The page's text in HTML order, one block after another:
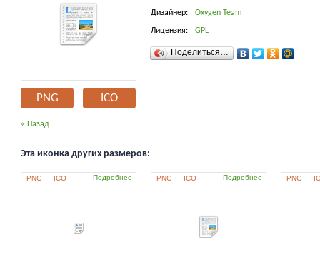
PNG ICO
Дизайнер: Oxygen Team
Лицензия: GPL
Поделиться…
« Назад
Эта иконка других размеров:
PNG ICO Подробнее PNG ICO Подробнее PNG